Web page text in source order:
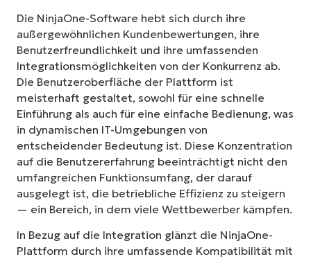
Die NinjaOne-Software hebt sich durch ihre
außergewöhnlichen Kundenbewertungen, ihre
Benutzerfreundlichkeit und ihre umfassenden
Integrationsmöglichkeiten von der Konkurrenz ab.
Die Benutzeroberfläche der Plattform ist
meisterhaft gestaltet, sowohl für eine schnelle
Einführung als auch für eine einfache Bedienung, was
in dynamischen IT-Umgebungen von
entscheidender Bedeutung ist. Diese Konzentration
auf die Benutzererfahrung beeinträchtigt nicht den
umfangreichen Funktionsumfang, der darauf
ausgelegt ist, die betriebliche Effizienz zu steigern
— ein Bereich, in dem viele Wettbewerber kämpfen.
In Bezug auf die Integration glänzt die NinjaOne-
Plattform durch ihre umfassende Kompatibilität mit